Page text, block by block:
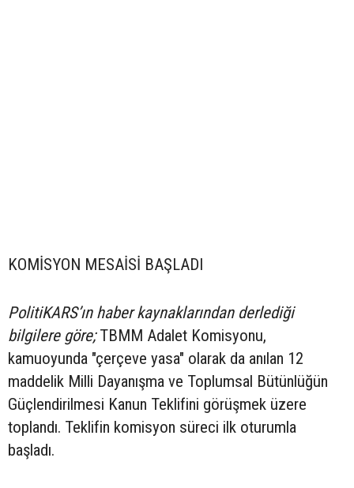
KOMİSYON MESAİSİ BAŞLADI
PolitiKARS’ın haber kaynaklarından derlediği
bilgilere göre;TBMM Adalet Komisyonu,
kamuoyunda "çerçeve yasa" olarak da anılan 12
maddelik Milli Dayanışma ve Toplumsal Bütünlüğün
Güçlendirilmesi Kanun Teklifini görüşmek üzere
toplandı. Teklifin komisyon süreci ilk oturumla
başladı.